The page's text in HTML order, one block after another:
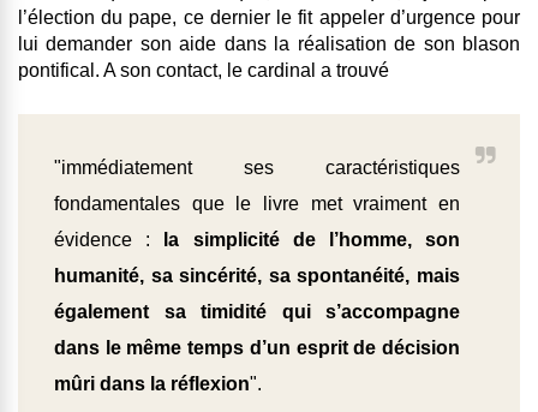
l’élection du pape, ce dernier le fit appeler d’urgence pour
lui demander son aide dans la réalisation de son blason
pontifical. A son contact, le cardinal a trouvé
"immédiatement ses caractéristiques
fondamentales que le livre met vraiment en
évidence :
la simplicité de l’homme, son
humanité, sa sincérité, sa spontanéité, mais
également sa timidité qui s’accompagne
dans le même temps d’un esprit de décision
mûri dans la réflexion".